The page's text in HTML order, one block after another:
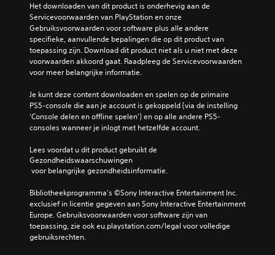
Het downloaden van dit product is onderhevig aan de
Servicevoorwaarden van PlayStation en onze
Gebruiksvoorwaarden voor software plus alle andere
specifieke, aanvullende bepalingen die op dit product van
toepassing zijn. Download dit product niet als u niet met deze
voorwaarden akkoord gaat. Raadpleeg de Servicevoorwaarden
voor meer belangrijke informatie.
Je kunt deze content downloaden en spelen op de primaire
PS5-console die aan je account is gekoppeld (via de instelling
'Console delen en offline spelen') en op alle andere PS5-
consoles wanneer je inlogt met hetzelfde account.
Lees voordat u dit product gebruikt de
Gezondheidswaarschuwingen
voor belangrijke gezondheidsinformatie.
Bibliotheekprogramma's ©Sony Interactive Entertainment Inc.
exclusief in licentie gegeven aan Sony Interactive Entertainment
Europe. Gebruiksvoorwaarden voor software zijn van
toepassing, zie ook eu.playstation.com/legal voor volledige
gebruiksrechten.